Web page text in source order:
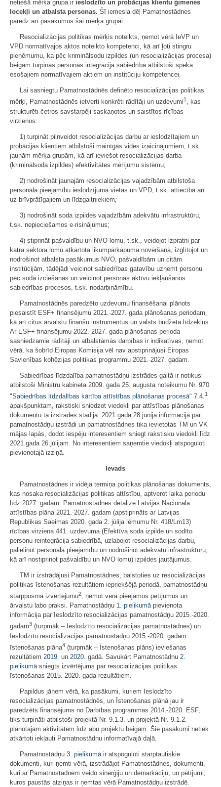
netiešā mērķa grupa ir ieslodzīto un probācijas klientu ģimenes
locekļi un atbalsta personas. Šī iemesla dēļ Pamatnostādnes
paredz arī pasākumus šai mērķa grupai.
Resocializācijas politikas mērķis noteikts, ņemot vērā IeVP un
VPD normatīvajos aktos noteikto kompetenci, kā arī ļoti stingru
pieņēmumu, ka pēc kriminālsodu izpildes (un resocializācijas procesa)
beigām turpinās personas integrācija sabiedrībā atbilstoši spēkā
esošajiem normatīvajiem aktiem un institūciju kompetencei.
Lai sasniegtu Pamatnostādnēs definēto resocializācijas politikas
mērķi, Pamatnostādnēs ietverti konkrēti rādītāji un uzdevumi1 , kas
strukturēti četros savstarpēji saskaņotos un saistītos rīcības
virzienos:
1) turpināt pilnveidot resocializācijas darbu ar ieslodzītajiem un
probācijas klientiem atbilstoši mainīgās vides izaicinājumiem, t.sk.
jaunām mērķa grupām, kā arī ieviešot resocializācijas darba
(kriminālsoda izpildes) efektivitātes mērījumu sistēmu;
2) nodrošināt jaunajām resocializācijas vajadzībām atbilstoša
personāla pieejamību ieslodzījuma vietās un VPD, t.sk. attiecībā arī
uz brīvprātīgajiem un līdzgaitniekiem;
3) nodrošināt soda izpildes vajadzībām adekvātu infrastruktūru,
t.sk. nepieciešamos e-risinājumus;
4) stiprināt pašvaldību un NVO lomu, t.sk., veidojot izpratni par
katra sektora lomu atkārtota likumpārkāpuma novēršanā, izglītojot un
nodrošinot atbalsta pasākumus NVO, pašvaldībām un citām
institūcijām, tādējādi veicinot sabiedrības gatavību uzņemt personu
pēc soda izciešanas un veicinot personas aktīvu iekļaušanos
sabiedrības procesos, t.sk. nodarbināmību.
Pamatnostādnēs paredzēto uzdevumu finansēšanai plānots
piesaistīt ESF+ finansējumu 2021.-2027. gada plānošanas periodam,
kā arī citus ārvalstu finanšu instrumentus un valsts budžeta līdzekļus.
Ar ESF+ finansējumu 2022.-2027. gada plānošanas perioda
sasniedzamie rādītāji un atbalstāmās darbības ir indikatīvas, ņemot
vērā, ka šobrīd Eiropas Komisija vēl nav apstiprinājusi Eiropas
Savienības kohēzijas politikas programmu 2021.-2027. gadam.
Sabiedrības līdzdalība pamatnostādņu izstrādes gaitā ir notikusi
atbilstoši Ministru kabineta 2009. gada 25. augusta noteikumu Nr. 970
"Sabiedrības līdzdalības kārtība attīstības plānošanas procesā" 7.4. 1
apakšpunktam, rakstiski sniedzot viedokli par attīstības plānošanas
dokumentu tā izstrādes stadijā. 2021.gada 28.jūnijā informācija par
pamatnostādņu izstrādi un pamatnostādnes tika ievietotas TM un VK
mājas lapās, dodot iespēju interesentiem sniegt rakstisku viedokli līdz
2021.gada 26.jūlijam. No interesentiem saņemtie viedokļi atspoguļoti
pievienotajā izziņā.
Ievads
Pamatnostādnes ir vidēja termiņa politikas plānošanas dokuments,
kas nosaka resocializācijas politikas attīstību, aptverot laika periodu
līdz 2027. gadam. Pamatnostādnes detalizē Latvijas Nacionālā
attīstības plāna 2021.-2027. gadam (apstiprināts ar Latvijas
Republikas Saeimas 2020. gada 2. jūlija lēmumu Nr. 418/Lm13)
rīcības virziena 441. uzdevuma (Efektīva soda izpilde un sodīto
personu reintegrācija sabiedrībā, uzlabojot resocializācijas darbu,
palielinot personāla pieejamību un nodrošinot adekvātu infrastruktūru,
kā arī nostiprinot pašvaldību un NVO lomu) izpildes jautājumus.
TM ir izstrādājusi Pamatnostādnes, balstoties uz resocializācijas
politikas īstenošanas rezultātiem iepriekšējā periodā, pamatnostādņu
starpposma izvērtējumu2, ņemot vērā pieejamos pētījumus un
ārvalstu labo praksi. Pamatnostādņu 1. pielikumāpievienota
informācija par Ieslodzīto resocializācijas pamatnostādņu 2015.-2020.
gadam3 (turpmāk – Ieslodzīto resocializācijas pamatnostādnes) un
Ieslodzīto resocializācijas pamatnostādņu 2015.-2020. gadam
īstenošanas plāna4 (turpmāk – Īstenošanas plāns) ieviešanas
rezultātiem 2019. un 2020. gadā. Savukārt Pamatnostādņu 2.
pielikumā sniegts izvērtējums par resocializācijas politikas
īstenošanas 2015.-2020. gada rezultātiem.
Papildus jāņem vērā, ka pasākumi, kuriem Ieslodzīto
resocializācijas pamatnostādnēs, un Īstenošanas plānā jau ir
paredzēts finansējums no Darbības programmas 2014.-2020. ESF,
tiks turpināti atbilstoši projektā Nr. 9.1.3. un projektā Nr. 9.1.2.
plānotajām aktivitātēm līdz abu projektu beigām. Šie pasākumi netiek
atkārtoti iekļauti Pamatnostādņu informatīvajā daļā.
Pamatnostādņu 3. pielikumā ir atspoguļoti starptautiskie
dokumenti, kuri ņemti vērā, izstrādājot Pamatnostādnes, dokumenti,
kuri ar Pamatnostādnēm veido sinerģiju un demarkāciju, un pētījumi,
kuros paustās atziņas ir ņemtas vērā Pamatnostādņu izstrādē.